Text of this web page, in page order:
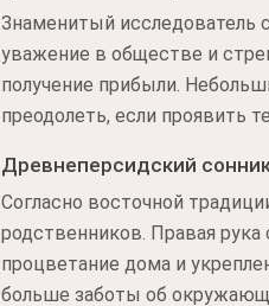
Знаменитый исследователь
уважение в обществе и
получение прибыли.
преодолеть, если проявить
Древнеперсидский
Согласно восточной
родственников. Правая
процветание дома и
больше заботы об